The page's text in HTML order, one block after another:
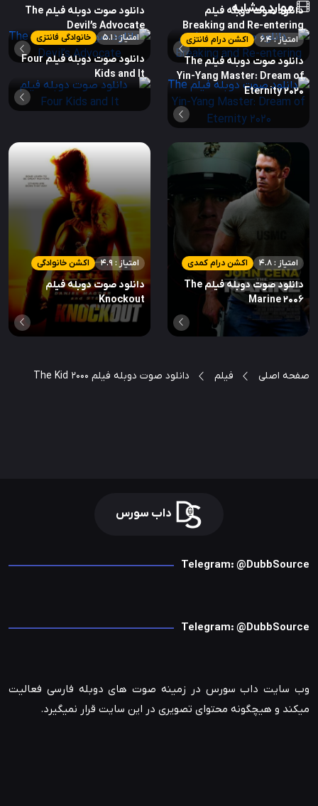
موارد مشابه
دانلود صوت دوبله فیلم
Breaking and Re-entering
دانلود صوت دوبله فیلم The
Devil’s Advocate
اکشن درام فانتزی امتیاز : 6.4
دانلود صوت دوبله فیلم The
Yin-Yang Master: Dream of
Eternity 2020
خانوادگی فانتزی امتیاز : 5.1
دانلود صوت دوبله فیلم Four
Kids and It
اکشن درام کمدی امتیاز : 4.8
دانلود صوت دوبله فیلم The
Marine 2006
اکشن خانوادگی امتیاز : 4.9
دانلود صوت دوبله فیلم
Knockout
صفحه اصلی فیلم دانلود صوت دوبله فیلم The Kid 2000
داب سورس
Telegram: @DubbSource
Telegram: @DubbSource
وب سایت داب سورس در زمینه صوت های دوبله فارسی فعالیت
میکند و هیچگونه محتوای تصویری در این سایت قرار نمیگیرد.